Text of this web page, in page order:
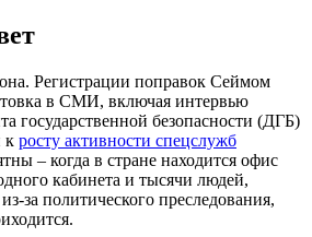
Регистрации поправок Сеймом
в СМИ, включая интервью
государственной безопасности (ДГБ)
к росту активности спецслужб
– когда в стране находится офис
кабинета и тысячи людей,
за политического преследования,